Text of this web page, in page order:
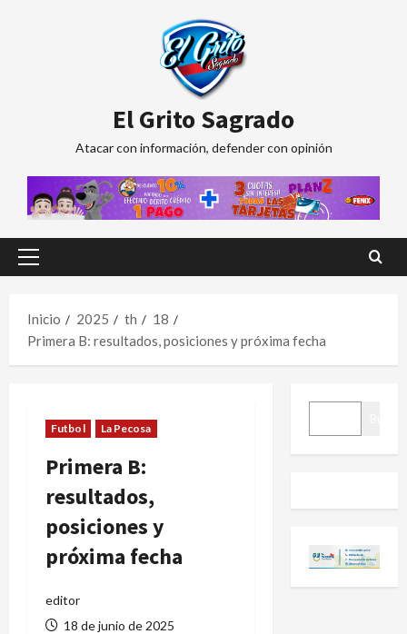
El Grito Sagrado
Atacar con información, defender con opinión
Menú
Inicio
2025 th
18
Primera B: resultados, posiciones y próxima fecha
Futbol La Pecosa
Primera B:
resultados,
posiciones y
próxima fecha
editor
18 de junio de 2025